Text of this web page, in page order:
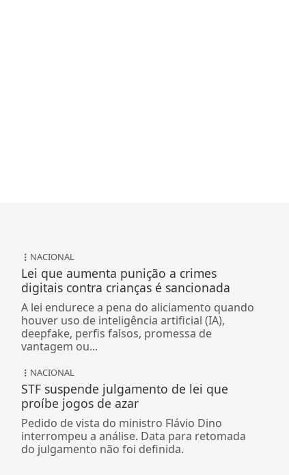
NACIONAL
Lei que aumenta punição a crimes
digitais contra crianças é sancionada
A lei endurece a pena do aliciamento quando
houver uso de inteligência artificial (IA),
deepfake, perfis falsos, promessa de
vantagem ou...
NACIONAL
STF suspende julgamento de lei que
proíbe jogos de azar
Pedido de vista do ministro Flávio Dino
interrompeu a análise. Data para retomada
do julgamento não foi definida.